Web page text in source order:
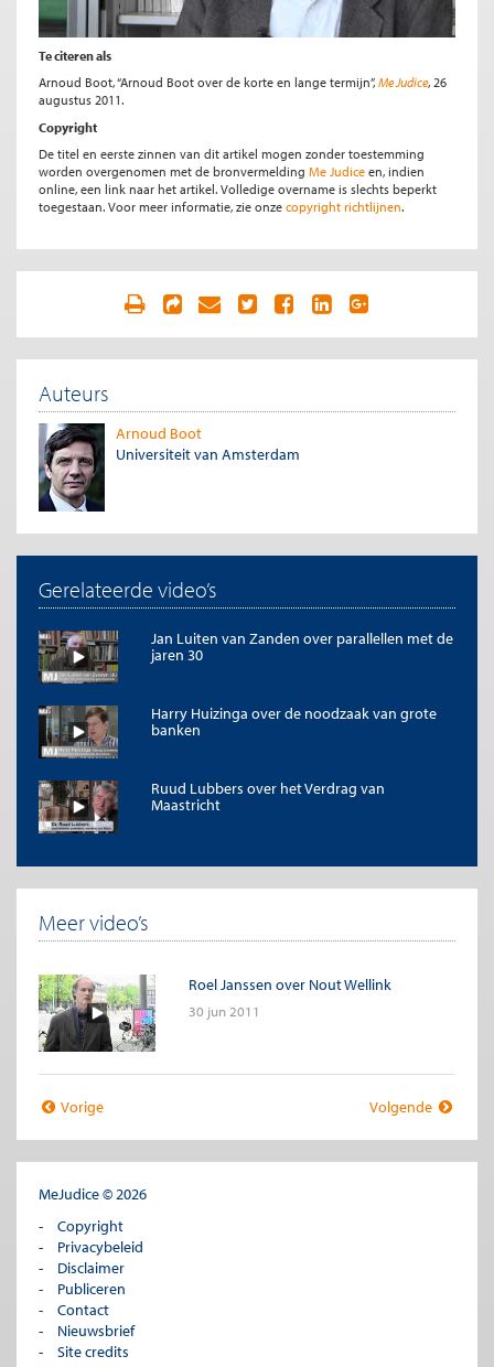
Te citeren als
Arnoud Boot, “Arnoud Boot over de korte en lange termijn”, Me Judice, 26
augustus 2011.
Copyright
De titel en eerste zinnen van dit artikel mogen zonder toestemming
worden overgenomen met de bronvermelding Me Judice en, indien
online, een link naar het artikel. Volledige overname is slechts beperkt
toegestaan. Voor meer informatie, zie onze copyright richtlijnen.
Auteurs
Arnoud Boot
Universiteit van Amsterdam
Gerelateerde video’s
Jan Luiten van Zanden over parallellen met de
jaren 30
Harry Huizinga over de noodzaak van grote
banken
Ruud Lubbers over het Verdrag van
Maastricht
Meer video’s
Roel Janssen over Nout Wellink
30 jun 2011
Vorige Volgende
MeJudice © 2026
Copyright
Privacybeleid
Disclaimer
Publiceren
Contact
Nieuwsbrief
Site credits